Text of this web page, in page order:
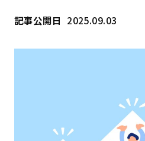
資料請求
記事公開日 2025.09.03